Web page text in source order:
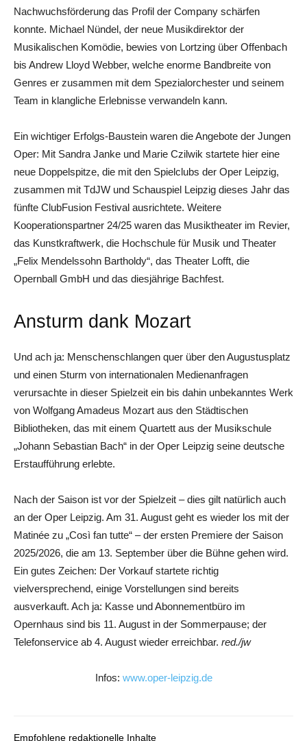
Nachwuchsförderung das Profil der Company schärfen
konnte. Michael Nündel, der neue Musikdirektor der
Musikalischen Komödie, bewies von Lortzing über Offenbach
bis Andrew Lloyd Webber, welche enorme Bandbreite von
Genres er zusammen mit dem Spezialorchester und seinem
Team in klangliche Erlebnisse verwandeln kann.
Ein wichtiger Erfolgs-Baustein waren die Angebote der Jungen
Oper: Mit Sandra Janke und Marie Czilwik startete hier eine
neue Doppelspitze, die mit den Spielclubs der Oper Leipzig,
zusammen mit TdJW und Schauspiel Leipzig dieses Jahr das
fünfte ClubFusion Festival ausrichtete. Weitere
Kooperationspartner 24/25 waren das Musiktheater im Revier,
das Kunstkraftwerk, die Hochschule für Musik und Theater
„Felix Mendelssohn Bartholdy“, das Theater Lofft, die
Opernball GmbH und das diesjährige Bachfest.
Ansturm dank Mozart
Und ach ja: Menschenschlangen quer über den Augustusplatz
und einen Sturm von internationalen Medienanfragen
verursachte in dieser Spielzeit ein bis dahin unbekanntes Werk
von Wolfgang Amadeus Mozart aus den Städtischen
Bibliotheken, das mit einem Quartett aus der Musikschule
„Johann Sebastian Bach“ in der Oper Leipzig seine deutsche
Erstaufführung erlebte.
Nach der Saison ist vor der Spielzeit – dies gilt natürlich auch
an der Oper Leipzig. Am 31. August geht es wieder los mit der
Matinée zu „Così fan tutte“ – der ersten Premiere der Saison
2025/2026, die am 13. September über die Bühne gehen wird.
Ein gutes Zeichen: Der Vorkauf startete richtig
vielversprechend, einige Vorstellungen sind bereits
ausverkauft. Ach ja: Kasse und Abonnementbüro im
Opernhaus sind bis 11. August in der Sommerpause; der
Telefonservice ab 4. August wieder erreichbar. red./jw
Infos: www.oper-leipzig.de
Empfohlene redaktionelle Inhalte